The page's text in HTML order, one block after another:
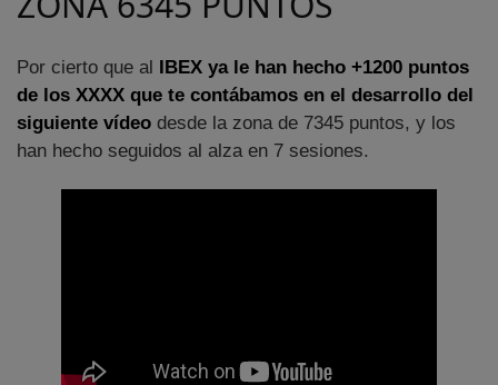
Por cierto que al IBEX ya le han hecho +1200 puntos
de los XXXX que te contábamos en el desarrollo del
siguiente vídeo desde la zona de 7345 puntos, y los
han hecho seguidos al alza en 7 sesiones.